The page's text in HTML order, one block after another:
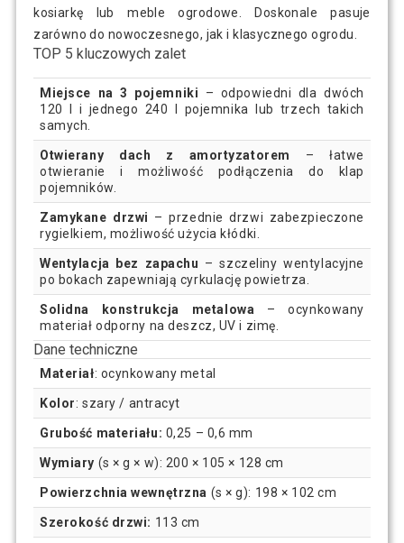
kosiarkę lub meble ogrodowe. Doskonale pasuje
zarówno do nowoczesnego, jak i klasycznego ogrodu.
TOP 5 kluczowych zalet
Miejsce na 3 pojemniki – odpowiedni dla dwóch
120 l i jednego 240 l pojemnika lub trzech takich
samych.
Otwierany dach z amortyzatorem
– łatwe
otwieranie i możliwość podłączenia do klap
pojemników.
Zamykane drzwi – przednie drzwi zabezpieczone
rygielkiem, możliwość użycia kłódki.
Wentylacja bez zapachu – szczeliny wentylacyjne
po bokach zapewniają cyrkulację powietrza.
Solidna konstrukcja metalowa – ocynkowany
materiał odporny na deszcz, UV i zimę.
Dane techniczne
Materiał: ocynkowany metal
Kolor: szary / antracyt
Grubość materiału: 0,25 – 0,6 mm
Wymiary (s × g × w): 200 × 105 × 128 cm
Powierzchnia wewnętrzna (s × g): 198 × 102 cm
Szerokość drzwi: 113 cm